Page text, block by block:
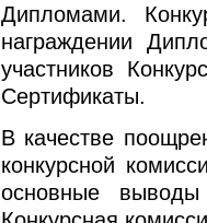
Дипломами.
награждении
участников
Сертификаты.
В качестве
конкурсной
основные выводы